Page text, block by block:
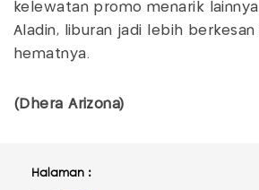
kelewatan promo menarik
Aladin, liburan jadi lebih
hematnya.
(Dhera Arizona)
Halaman :